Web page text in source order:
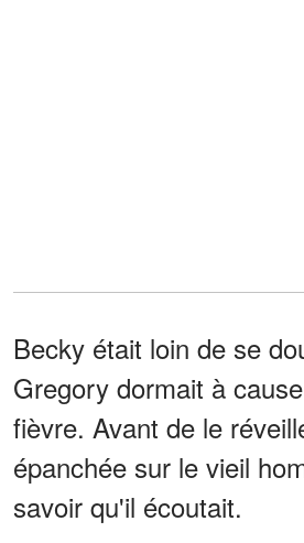
Becky était loin de se
Gregory dormait à
fièvre. Avant de le
épanchée sur le vieil
savoir qu'il écoutait.